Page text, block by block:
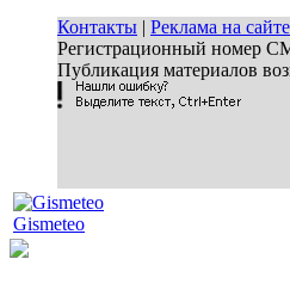
Контакты | Реклама на сайте
Регистрационный номер
Публикация материалов
Gismeteo